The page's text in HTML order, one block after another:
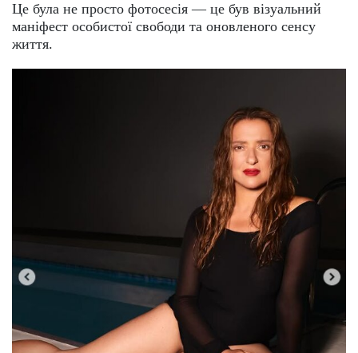
Це була не просто фотосесія — це був візуальний
маніфест особистої свободи та оновленого сенсу
життя.